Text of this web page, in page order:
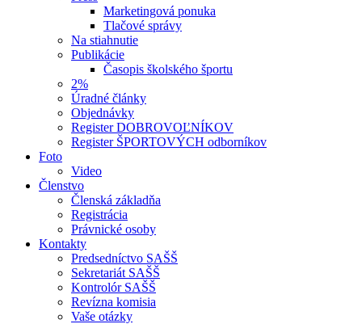
Marketingová ponuka
Tlačové správy
Na stiahnutie
Publikácie
Časopis školského športu
2%
Úradné články
Objednávky
Register DOBROVOĽNÍKOV
Register ŠPORTOVÝCH odborníkov
Foto
Video
Členstvo
Členská základňa
Registrácia
Právnické osoby
Kontakty
Predsedníctvo SAŠŠ
Sekretariát SAŠŠ
Kontrolór SAŠŠ
Revízna komisia
Vaše otázky